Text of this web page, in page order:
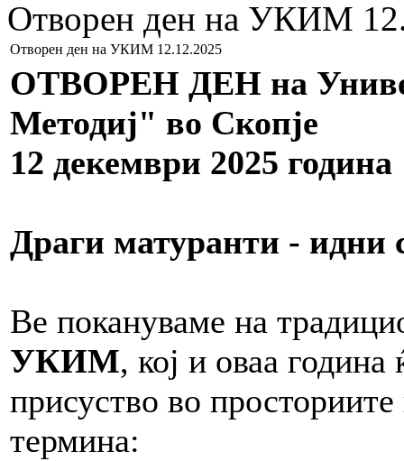
Отворен ден на УКИМ
Отворен ден на УКИМ 12.12.2025
ОТВОРЕН ДЕН на
Методиј" во Скопје
12 декември 2025 година
Драги матуранти - идни
Ве покануваме на
УКИМ, кој и оваа
присуство во
термина: